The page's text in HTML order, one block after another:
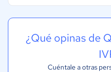
¿Qué opinas de
Cuéntale a otras